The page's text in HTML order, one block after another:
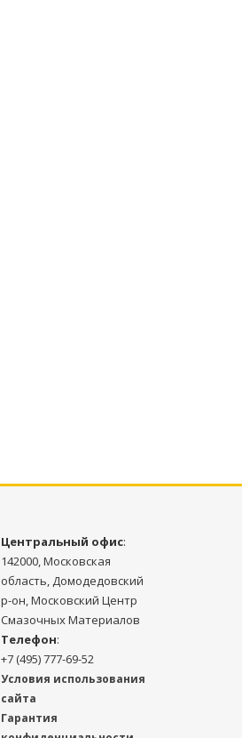
Центральный офис:
142000, Московская
область, Домодедовский
р-он, Московский Центр
Смазочных Материалов
Телефон:
+7 (495) 777-69-52
Условия использования
сайта
Гарантия